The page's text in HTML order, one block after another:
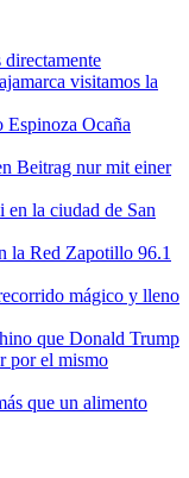
visitamos la
Espinoza Ocaña
Beitrag nur mit einer
en la ciudad de San
la Red Zapotillo 96.1
mágico y lleno
que Donald Trump
por el mismo
que un alimento